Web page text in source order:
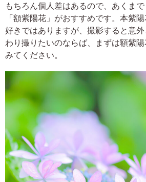
もちろん個人差はあるので、あくま
「額紫陽花」がおすすめです。本紫
好きではありますが、撮影すると意
わり撮りたいのならば、まずは額紫
みてください。